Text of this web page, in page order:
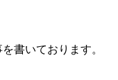
書いております。